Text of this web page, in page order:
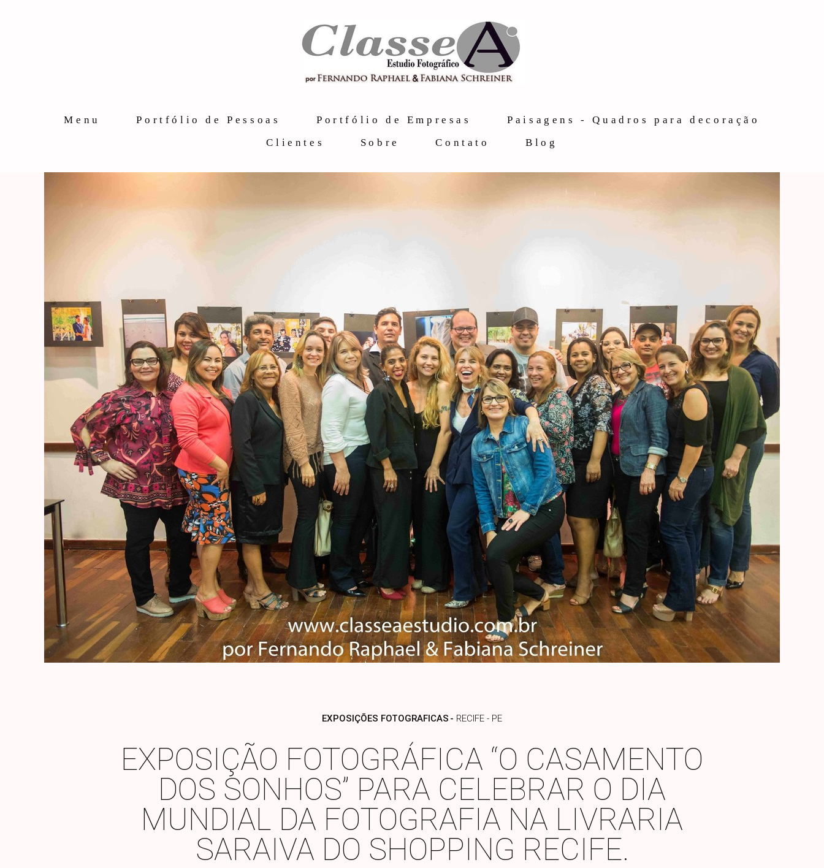
Menu Portfólio de Pessoas Portfólio de Empresas
Paisagens - Quadros para decoração
Clientes
Sobre Contato Blog
EXPOSIÇÕES FOTOGRAFICAS RECIFE - PE
EXPOSIÇÃO FOTOGRÁFICA “O CASAMENTO
DOS SONHOS” PARA CELEBRAR O DIA
MUNDIAL DA FOTOGRAFIA NA LIVRARIA
SARAIVA DO SHOPPING RECIFE.